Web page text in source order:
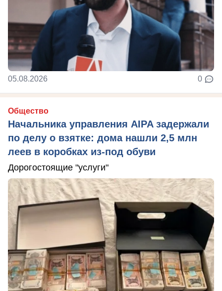
05.08.2026 0
Общество
Начальника управления AIPA задержали
по делу о взятке: дома нашли 2,5 млн
леев в коробках из-под обуви
Дорогостоящие "услуги"